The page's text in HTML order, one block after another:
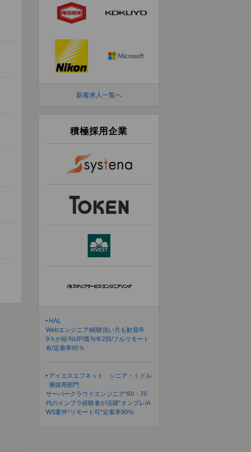
新着求人一覧へ
積極採用企業
HAL
Webエンジニア/経験浅い方も歓迎/9
9％が給与UP/賞与年2回/フルリモート
有/定着率95％
アイエスエフネット シニア・ミドル
層採用部門
サーバークラウドエンジニア*60・70
代のインフラ経験者が活躍*オンプレ/A
WS案件*リモート可*定着率90%